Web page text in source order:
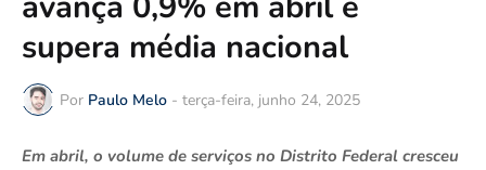
supera média nacional
Por Paulo Melo - terça-feira, junho 24, 2025
Em abril, o volume de serviços no Distrito Federal cresceu